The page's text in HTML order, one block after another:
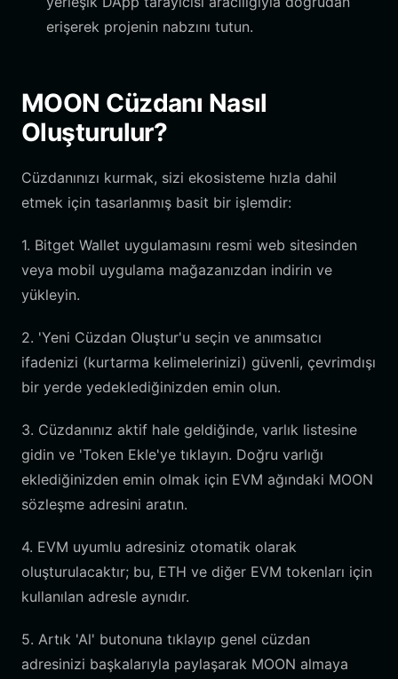
erişerek projenin nabzını tutun.
MOON Cüzdanı Nasıl
Oluşturulur?
Cüzdanınızı kurmak, sizi ekosisteme hızla dahil
etmek için tasarlanmış basit bir işlemdir:
1. Bitget Wallet uygulamasını resmi web sitesinden
veya mobil uygulama mağazanızdan indirin ve
yükleyin.
2. 'Yeni Cüzdan Oluştur'u seçin ve anımsatıcı
ifadenizi (kurtarma kelimelerinizi) güvenli, çevrimdışı
bir yerde yedeklediğinizden emin olun.
3. Cüzdanınız aktif hale geldiğinde, varlık listesine
gidin ve 'Token Ekle'ye tıklayın. Doğru varlığı
eklediğinizden emin olmak için EVM ağındaki MOON
sözleşme adresini aratın.
4. EVM uyumlu adresiniz otomatik olarak
oluşturulacaktır; bu, ETH ve diğer EVM tokenları için
kullanılan adresle aynıdır.
5. Artık 'Al' butonuna tıklayıp genel cüzdan
adresinizi başkalarıyla paylaşarak MOON almaya